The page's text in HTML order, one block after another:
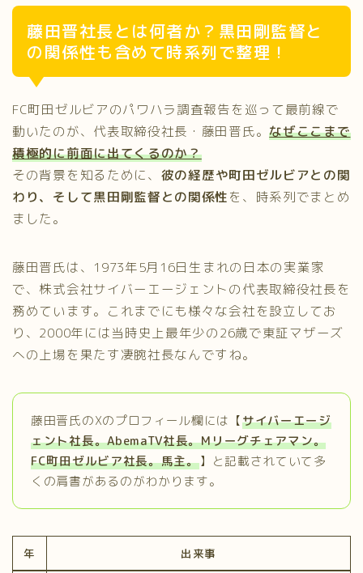
藤田晋社長とは何者か？黒田剛監督と
の関係性も含めて時系列で整理！
FC町田ゼルビアのパワハラ調査報告を巡って最前線で
動いたのが、代表取締役社長・藤田晋氏。なぜここまで
積極的に前面に出てくるのか？
その背景を知るために、 彼の経歴や町田ゼルビアとの関
わり、そして黒田剛監督との関係性を、時系列でまとめ
ました。
​藤田晋氏は、1973年5月16日生まれの日本の実業家
で、株式会社サイバーエージェントの代表取締役社長を
務めています。これまでにも様々な会社を設立してお
り、2000年には当時史上最年少の26歳で東証マザーズ
への上場を果たす凄腕社長なんですね。
藤田晋氏のXのプロフィール欄には【サイバーエージ
ェント社長。AbemaTV社長。Mリーグチェアマン。
FC町田ゼルビア社長。馬主。】と記載されていて多
くの肩書があるのがわかります。
年 出来事